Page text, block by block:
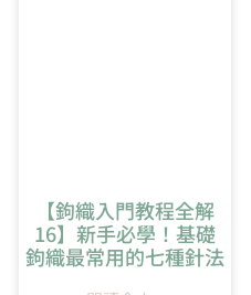
【鉤織入門教程全解
16】新手必學！基礎
鉤織最常用的七種針法